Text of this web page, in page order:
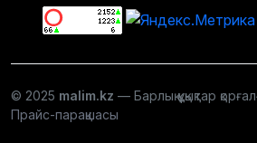
© 2025 malim.kz — Барлық құқықтар
Прайс-парақшасы